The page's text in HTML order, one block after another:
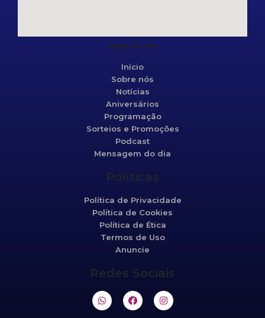
Mapa do site
Início
Sobre nós
Notícias
Aniversários
Programação
Sorteios e Promoções
Podcast
Mensagem do dia
Políticas
Política de Privacidade
Política de Cookies
Política de Ética
Termos de Uso
Anuncie
Redes Sociais